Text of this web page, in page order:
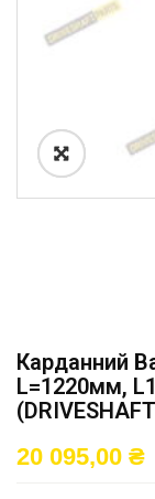
Карданний
L=1220мм,
20 095,00 ₴